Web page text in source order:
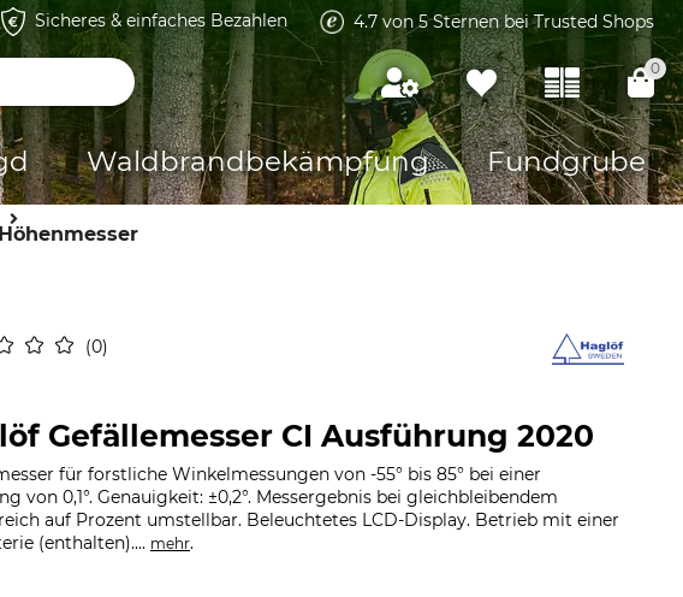
Sicheres & einfaches Bezahlen 4.7 von 5 Sternen bei Trusted Shops
0
Waldbrandbekämpfung Fundgrube
0
Gefällemesser CI Ausführung 2020
für forstliche Winkelmessungen von -55° bis 85° bei einer
von 0,1°. Genauigkeit: ±0,2°. Messergebnis bei gleichbleibendem
auf Prozent umstellbar. Beleuchtetes LCD-Display. Betrieb mit einer
(enthalten).... mehr.